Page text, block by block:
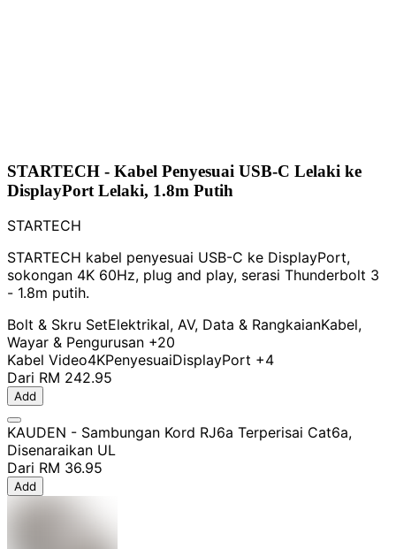
STARTECH - Kabel Penyesuai USB-C Lelaki ke
DisplayPort Lelaki, 1.8m Putih
STARTECH
STARTECH kabel penyesuai USB-C ke DisplayPort,
sokongan 4K 60Hz, plug and play, serasi Thunderbolt 3
- 1.8m putih.
Bolt & Skru SetElektrikal, AV, Data & RangkaianKabel,
Wayar & Pengurusan +20
Kabel Video4KPenyesuaiDisplayPort +4
Dari RM 242.95
Add
KAUDEN - Sambungan Kord RJ6a Terperisai Cat6a,
Disenaraikan UL
Dari RM 36.95
Add